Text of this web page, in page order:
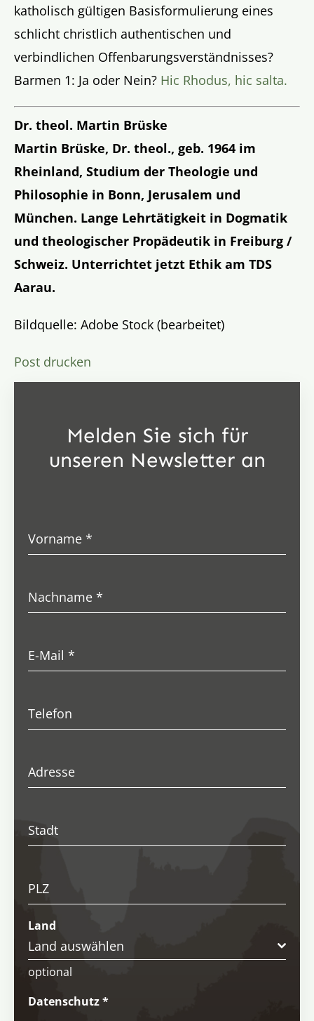
katholisch gültigen Basisformulierung eines
schlicht christlich authentischen und
verbindlichen Offenbarungsverständnisses?
Barmen 1: Ja oder Nein? Hic Rhodus, hic salta.
Dr. theol. Martin Brüske
Martin Brüske, Dr. theol., geb. 1964 im
Rheinland, Studium der Theologie und
Philosophie in Bonn, Jerusalem und
München. Lange Lehrtätigkeit in Dogmatik
und theologischer Propädeutik in Freiburg /
Schweiz. Unterrichtet jetzt Ethik am TDS
Aarau.
Bildquelle: Adobe Stock (bearbeitet)
Post drucken
Melden Sie sich für
unseren Newsletter an
Vorname*
Nachname*
E-Mail*
Telefon
Adresse
Stadt
PLZ
Land
Land auswählen
optional
Datenschutz*